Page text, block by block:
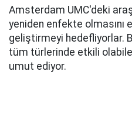
Amsterdam UMC'deki
yeniden enfekte
geliştirmeyi hedefliyorlar.
tüm türlerinde etkili
umut ediyor.